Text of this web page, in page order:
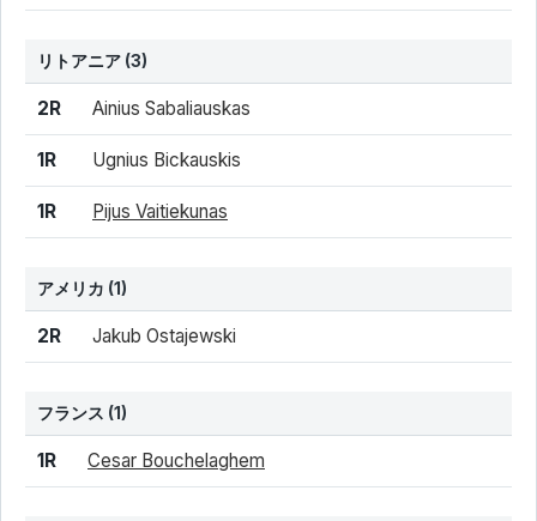
リトアニア (3)
結果 シード 選手名
2R Ainius Sabaliauskas
1R Ugnius Bickauskis
1R Pijus Vaitiekunas
アメリカ (1)
結果 シード 選手名
2R Jakub Ostajewski
フランス (1)
結果 シード 選手名
1R Cesar Bouchelaghem